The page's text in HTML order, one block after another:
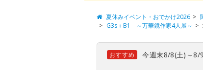
夏休みイベント・おでかけ2026
G3s＋B1 ～万華鏡作家4人展～
おすすめ 今週末8/8(土)～8/